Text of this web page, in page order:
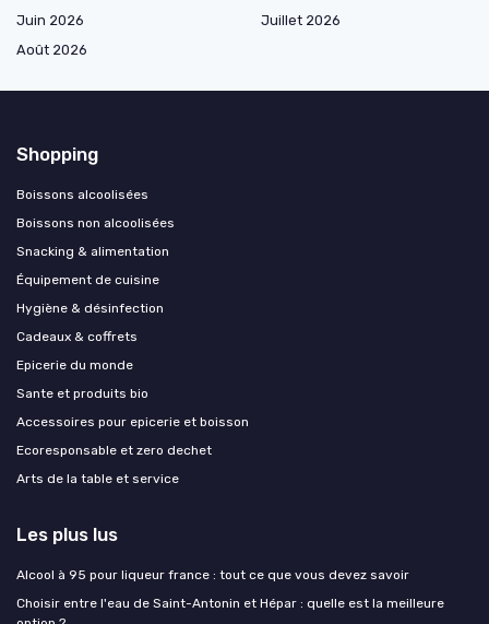
Juin 2026
Juillet 2026
Août 2026
Shopping
Boissons alcoolisées
Boissons non alcoolisées
Snacking & alimentation
Équipement de cuisine
Hygiène & désinfection
Cadeaux & coffrets
Epicerie du monde
Sante et produits bio
Accessoires pour epicerie et boisson
Ecoresponsable et zero dechet
Arts de la table et service
Les plus lus
Alcool à 95 pour liqueur france : tout ce que vous devez savoir
Choisir entre l'eau de Saint-Antonin et Hépar : quelle est la meilleure